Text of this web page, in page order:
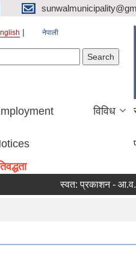
नेपाली
विविध
स्वत: प्रकाशन - आ.व.